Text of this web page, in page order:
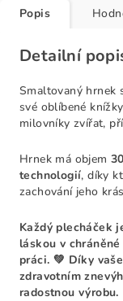
Popis
Detailní
Smaltovaný hrnek
své oblíbené
milovníky zvířat,
Hrnek má objem
technologií, díky
zachování jeho
Každý plecháček
láskou v
práci. 💚 Díky
zdravotním
radostnou výrobu.